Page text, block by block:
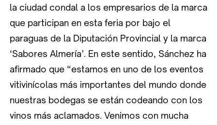
la ciudad condal a los empresarios de la marca
que participan en esta feria por bajo el
paraguas de la Diputación Provincial y la marca
‘Sabores Almería’. En este sentido, Sánchez ha
afirmado que “estamos en uno de los eventos
vitivinícolas más importantes del mundo donde
nuestras bodegas se están codeando con los
vinos más aclamados. Venimos con mucha